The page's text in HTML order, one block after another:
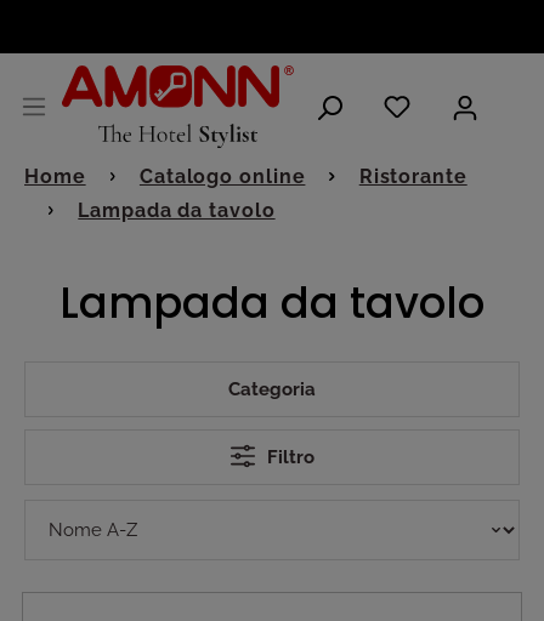
Home Catalogo online
Ristorante
Lampada da tavolo
Lampada da tavolo
Categoria
Filtro